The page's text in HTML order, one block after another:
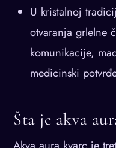
U kristalnoj
otvaranja grlelne
komunikacije,
medicinski
Šta je akva